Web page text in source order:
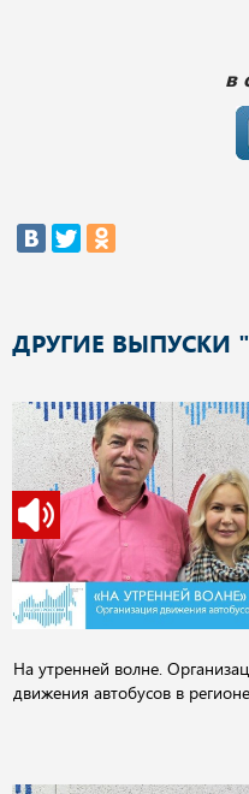
в
ДРУГИЕ ВЫПУСКИ
На утренней волне.
движения автобусов в регионе